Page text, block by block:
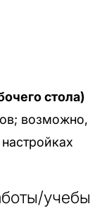
стола)
возможно,
учебы